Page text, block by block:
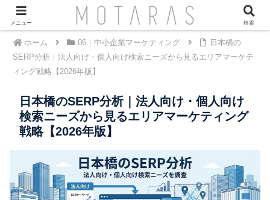
ホーム 06｜中小企業マーケティング
日本橋の
SERP分析｜法人向け・個人向け検索ニーズから見るエリアマーケテ
ィング戦略【2026年版】
日本橋のSERP分析｜法人向け・個人向け
検索ニーズから見るエリアマーケティング
戦略【2026年版】
メニュー 検索